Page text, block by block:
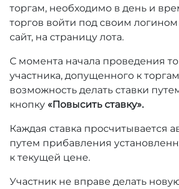
торгам, необходимо в день и
торгов войти под своим
сайт, на страницу лота.
С момента начала проведения
участника, допущенного к
возможность делать ставки
кнопку «Повысить ставку».
Каждая ставка просчитывается
путем прибавления
к текущей цене.
Участник не вправе делать